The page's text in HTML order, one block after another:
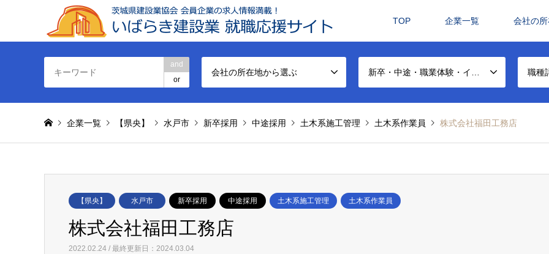
TOP 企業一覧 会社の
and
or
会社の所在地から選ぶ 職種
企業一覧 【県央】 水戸市 新卒採用 中途採用 土木系施工管理 土木系作業員 株式会社福田工務店
【県央】 水戸市 新卒採用 中途採用 土木系施工管理 土木系作業員
株式会社福田工務店
2022.02.24 / 最終更新日：2024.03.04